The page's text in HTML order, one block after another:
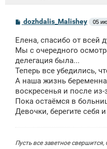
С
б
щ
н
и
dozhdalis_Malishey 05
Елена, спасибо от всей
Мы с очередного
делегация была...
Теперь все убедились,
А наша жизнь
воскресенья и после из-
Пока остаёмся в
Девочки, берегите себя
Пусть все заветное свершится,